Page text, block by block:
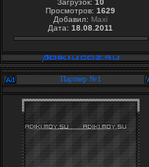
Просмотров: 1629
Добавил: Maxi
Дата: 18.08.2011
Партнер №1